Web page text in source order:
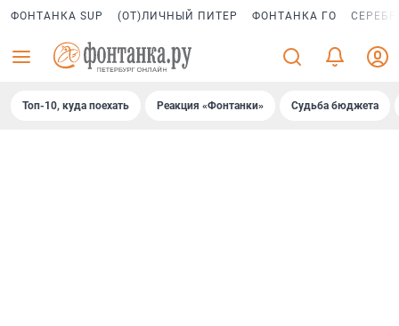
ФОНТАНКА SUP (ОТ)ЛИЧНЫЙ ПИТЕР ФОНТАНКА ГО
Топ-10, куда поехать Реакция «Фонтанки» Судьба бюджета